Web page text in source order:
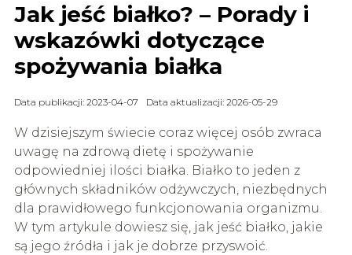
Jak jeść białko? – Porady i
wskazówki dotyczące
spożywania białka
Data publikacji: 2023-04-07 Data aktualizacji: 2026-05-29
W dzisiejszym świecie coraz więcej osób zwraca
uwagę na zdrową dietę i spożywanie
odpowiedniej ilości białka. Białko to jeden z
głównych składników odżywczych, niezbędnych
dla prawidłowego funkcjonowania organizmu.
W tym artykule dowiesz się, jak jeść białko, jakie
są jego źródła i jak je dobrze przyswoić.